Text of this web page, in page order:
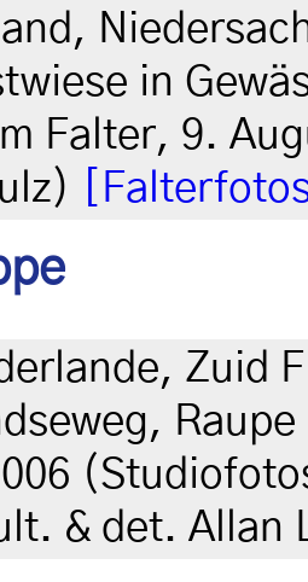
in
Falter, 9.
Zuid
& det. Allan